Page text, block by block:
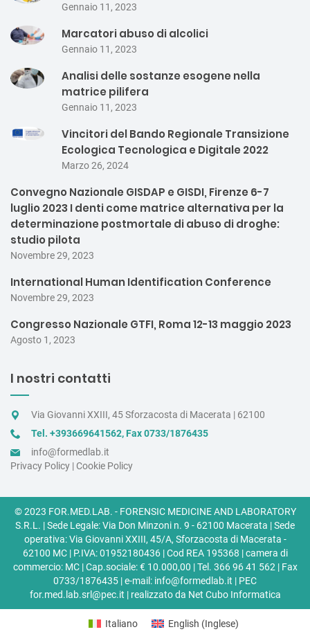
Gennaio 11, 2023
Marcatori abuso di alcolici
Gennaio 11, 2023
Analisi delle sostanze esogene nella
matrice pilifera
Gennaio 11, 2023
Vincitori del Bando Regionale Transizione
Ecologica Tecnologica e Digitale 2022
Marzo 26, 2024
Convegno Nazionale GISDAP e GISDI, Firenze 6-7
luglio 2023 I denti come matrice alternativa per la
determinazione postmortale di abuso di droghe:
studio pilota
Novembre 29, 2023
International Human Identification Conference
Novembre 29, 2023
Congresso Nazionale GTFI, Roma 12-13 maggio 2023
Agosto 1, 2023
I nostri contatti
Via Giovanni XXIII, 45 Sforzacosta di Macerata | 62100
Tel. +393669641562, Fax 0733/1876435
info@formedlab.it
Privacy Policy | Cookie Policy
© 2023 FOR.MED.LAB. - FORENSIC MEDICINE AND LABORATORY
S.R.L. | Sede Legale:Via Don Minzoni n. 9 - 62100 Macerata |Sede
operativa:Via Giovanni XXIII, 45/A, Sforzacosta di Macerata -
62100 MC| P.IVA: 01952180436 | Cod REA 195368 | camera di
commercio: MC | Cap.sociale: € 10.000,00 | Tel. 366 96 41 562 |Fax
0733/1876435 | e-mail: info@formedlab.it | PEC
for.med.lab.srl@pec.it |realizzato da Net Cubo Informatica
Italiano English (Inglese)